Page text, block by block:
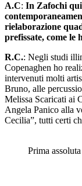
A.C: In Zafochi
rielaborazione
prefissate, come le
R.C.: Negli studi
Copenaghen ho
intervenuti molti
Bruno, alle
Melissa Scaricati ai
Angela Panico alla
Cecilia”, tutti certi
Prima